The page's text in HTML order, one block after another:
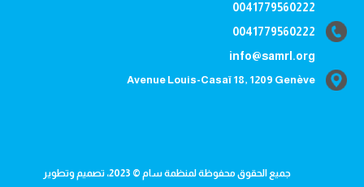
0041779560222
0041779560222
info@samrl.org
Avenue Louis-Casaï 18, 1209 Genève
جميع الحقوق محفوظة لمنظمة سام © 2023، تصميم وتطوير